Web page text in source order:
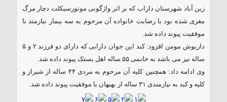
زین آباد شهرستان داراب که بر اثر واژگونی موتورسیکلت دچار مرگ
مغزی شده بود با رضایت خانواده آن مرحوم به سه بیمار نیازمند با
موفقیت پیوند داده شد.
داریوش مومن افزود: کبد این جوان دارابی که دارای دو فرزند ۲ و ۵
ساله نیز می باشد به خانمی ۵۵ ساله اهل بستک پیوند داده شد.
وی ادامه داد: همچنین کلیه آن مرحوم به مردی ۴۴ ساله از شیراز و
کلیه و کبد به نیازمندی ۳۱ ساله از بهبهان با موفقیت پیوند داده شد.